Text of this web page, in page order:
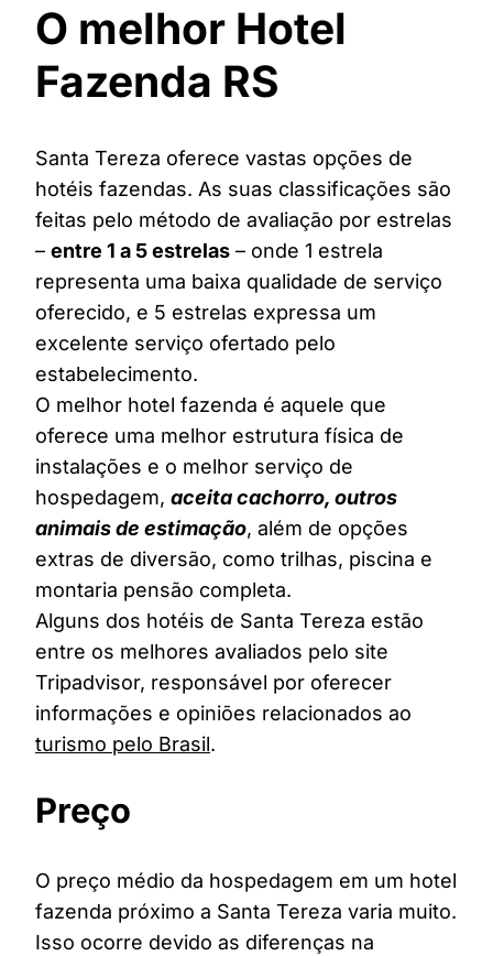
O melhor Hotel
Fazenda RS
Santa Tereza oferece vastas opções de
hotéis fazendas. As suas classificações são
feitas pelo método de avaliação por estrelas
– entre 1 a 5 estrelas – onde 1 estrela
representa uma baixa qualidade de serviço
oferecido, e 5 estrelas expressa um
excelente serviço ofertado pelo
estabelecimento.
O melhor hotel fazenda é aquele que
oferece uma melhor estrutura física de
instalações e o melhor serviço de
hospedagem, aceita cachorro, outros
animais de estimação, além de opções
extras de diversão, como trilhas, piscina e
montaria pensão completa.
Alguns dos hotéis de Santa Tereza estão
entre os melhores avaliados pelo site
Tripadvisor, responsável por oferecer
informações e opiniões relacionados ao
turismo pelo Brasil.
Preço
O preço médio da hospedagem em um hotel
fazenda próximo a Santa Tereza varia muito.
Isso ocorre devido as diferenças na